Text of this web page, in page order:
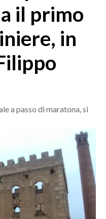
il primo
in
a passo di maratona, si